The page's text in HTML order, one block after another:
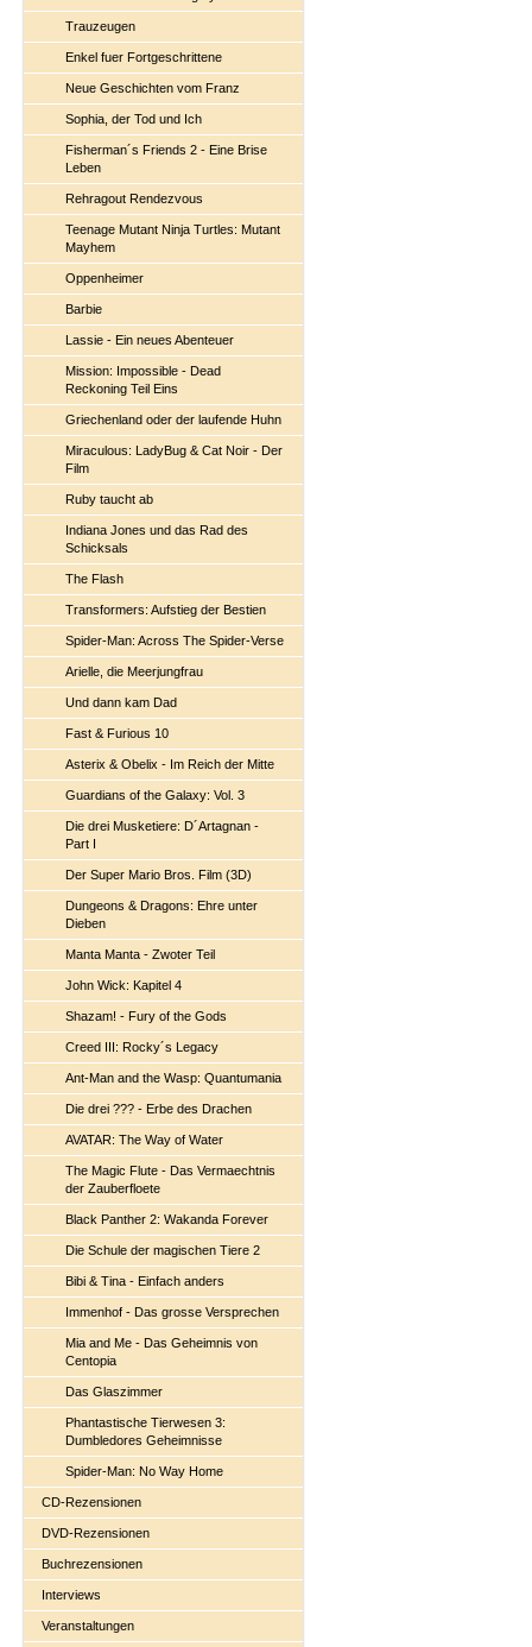
Trauzeugen
Enkel fuer Fortgeschrittene
Neue Geschichten vom Franz
Sophia, der Tod und Ich
Fisherman´s Friends 2 - Eine Brise
Leben
Rehragout Rendezvous
Teenage Mutant Ninja Turtles: Mutant
Mayhem
Oppenheimer
Barbie
Lassie - Ein neues Abenteuer
Mission: Impossible - Dead
Reckoning Teil Eins
Griechenland oder der laufende Huhn
Miraculous: LadyBug & Cat Noir - Der
Film
Ruby taucht ab
Indiana Jones und das Rad des
Schicksals
The Flash
Transformers: Aufstieg der Bestien
Spider-Man: Across The Spider-Verse
Arielle, die Meerjungfrau
Und dann kam Dad
Fast & Furious 10
Asterix & Obelix - Im Reich der Mitte
Guardians of the Galaxy: Vol. 3
Die drei Musketiere: D´Artagnan -
Part I
Der Super Mario Bros. Film (3D)
Dungeons & Dragons: Ehre unter
Dieben
Manta Manta - Zwoter Teil
John Wick: Kapitel 4
Shazam! - Fury of the Gods
Creed III: Rocky´s Legacy
Ant-Man and the Wasp: Quantumania
Die drei ??? - Erbe des Drachen
AVATAR: The Way of Water
The Magic Flute - Das Vermaechtnis
der Zauberfloete
Black Panther 2: Wakanda Forever
Die Schule der magischen Tiere 2
Bibi & Tina - Einfach anders
Immenhof - Das grosse Versprechen
Mia and Me - Das Geheimnis von
Centopia
Das Glaszimmer
Phantastische Tierwesen 3:
Dumbledores Geheimnisse
Spider-Man: No Way Home
CD-Rezensionen
DVD-Rezensionen
Buchrezensionen
Interviews
Veranstaltungen